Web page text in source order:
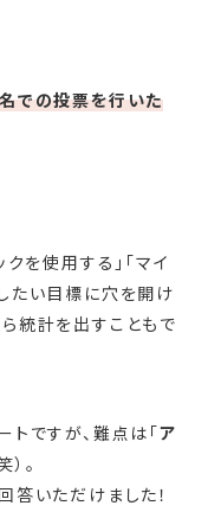
での投票を行いた
を使用する」「マイ
たい目標に穴を開け
統計を出すこともで
トですが、難点は「ア
）。
答いただけました！